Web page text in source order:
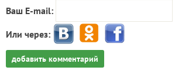
Ваш E-mail:
Или через:
добавить комментарий